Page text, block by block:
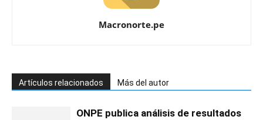
Macronorte.pe
Artículos relacionados Más del autor
ONPE publica análisis de resultados